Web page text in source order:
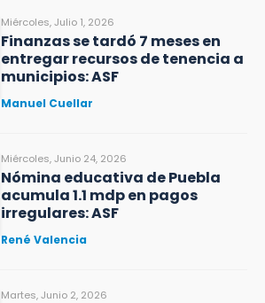
Miércoles, Julio 1, 2026
Finanzas se tardó 7 meses en
entregar recursos de tenencia a
municipios: ASF
Manuel Cuellar
Miércoles, Junio 24, 2026
Nómina educativa de Puebla
acumula 1.1 mdp en pagos
irregulares: ASF
René Valencia
Martes, Junio 2, 2026